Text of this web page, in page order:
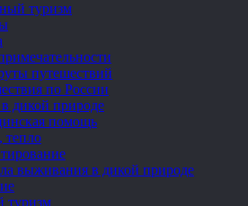
туризм
путешествий
по России
дикой природе
помощь
тепло
выживания в дикой природе
туризм